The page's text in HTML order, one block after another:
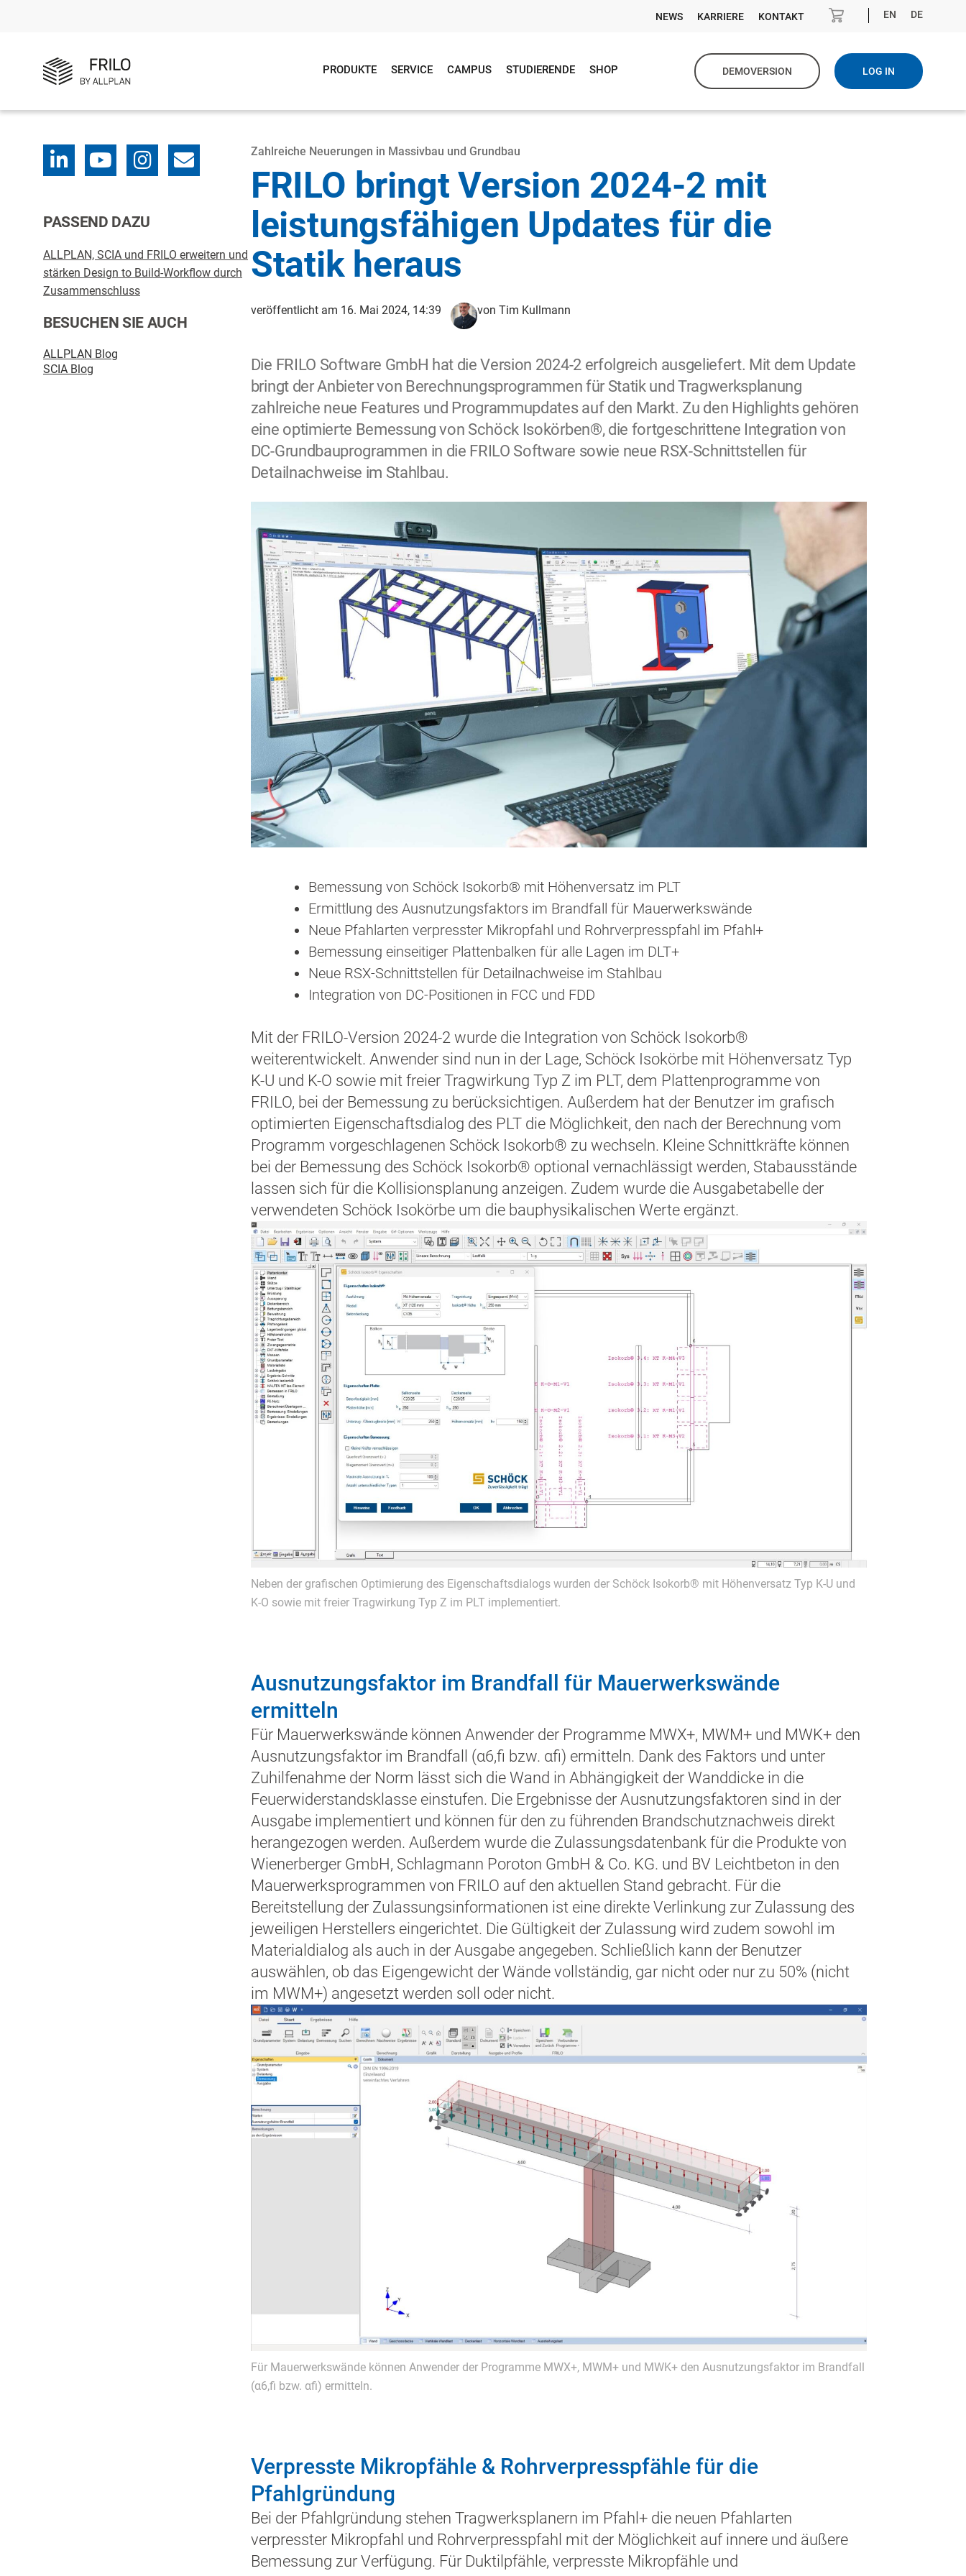
NEWS KARRIERE KONTAKT EN DE
PRODUKTE SERVICE CAMPUS STUDIERENDE SHOP DEMOVERSION LOG IN
PASSEND DAZU
ALLPLAN, SCIA und FRILO erweitern und
stärken Design to Build-Workflow durch
Zusammenschluss
BESUCHEN SIE AUCH
ALLPLAN Blog
SCIA Blog
Zahlreiche Neuerungen in Massivbau und Grundbau
FRILO bringt Version 2024-2 mit
leistungsfähigen Updates für die
Statik heraus
veröffentlicht am 16. Mai 2024, 14:39 von Tim Kullmann
Die FRILO Software GmbH hat die Version 2024-2 erfolgreich ausgeliefert. Mit dem Update
bringt der Anbieter von Berechnungsprogrammen für Statik und Tragwerksplanung
zahlreiche neue Features und Programmupdates auf den Markt. Zu den Highlights gehören
eine optimierte Bemessung von Schöck Isokörben®, die fortgeschrittene Integration von
DC-Grundbauprogrammen in die FRILO Software sowie neue RSX-Schnittstellen für
Detailnachweise im Stahlbau.
Bemessung von Schöck Isokorb® mit Höhenversatz im PLT
Ermittlung des Ausnutzungsfaktors im Brandfall für Mauerwerkswände
Neue Pfahlarten verpresster Mikropfahl und Rohrverpresspfahl im Pfahl+
Bemessung einseitiger Plattenbalken für alle Lagen im DLT+
Neue RSX-Schnittstellen für Detailnachweise im Stahlbau
Integration von DC-Positionen in FCC und FDD
Mit der FRILO-Version 2024-2 wurde die Integration von Schöck Isokorb®
weiterentwickelt. Anwender sind nun in der Lage, Schöck Isokörbe mit Höhenversatz Typ
K-U und K-O sowie mit freier Tragwirkung Typ Z im PLT, dem Plattenprogramme von
FRILO, bei der Bemessung zu berücksichtigen. Außerdem hat der Benutzer im grafisch
optimierten Eigenschaftsdialog des PLT die Möglichkeit, den nach der Berechnung vom
Programm vorgeschlagenen Schöck Isokorb® zu wechseln. Kleine Schnittkräfte können
bei der Bemessung des Schöck Isokorb® optional vernachlässigt werden, Stabausstände
lassen sich für die Kollisionsplanung anzeigen. Zudem wurde die Ausgabetabelle der
verwendeten Schöck Isokörbe um die bauphysikalischen Werte ergänzt.
Neben der grafischen Optimierung des Eigenschaftsdialogs wurden der Schöck Isokorb® mit Höhenversatz Typ K-U und
K-O sowie mit freier Tragwirkung Typ Z im PLT implementiert.
Ausnutzungsfaktor im Brandfall für Mauerwerkswände
ermitteln
Für Mauerwerkswände können Anwender der Programme MWX+, MWM+ und MWK+ den
Ausnutzungsfaktor im Brandfall (α6,fi bzw. αfi) ermitteln. Dank des Faktors und unter
Zuhilfenahme der Norm lässt sich die Wand in Abhängigkeit der Wanddicke in die
Feuerwiderstandsklasse einstufen. Die Ergebnisse der Ausnutzungsfaktoren sind in der
Ausgabe implementiert und können für den zu führenden Brandschutznachweis direkt
herangezogen werden. Außerdem wurde die Zulassungsdatenbank für die Produkte von
Wienerberger GmbH, Schlagmann Poroton GmbH & Co. KG. und BV Leichtbeton in den
Mauerwerksprogrammen von FRILO auf den aktuellen Stand gebracht. Für die
Bereitstellung der Zulassungsinformationen ist eine direkte Verlinkung zur Zulassung des
jeweiligen Herstellers eingerichtet. Die Gültigkeit der Zulassung wird zudem sowohl im
Materialdialog als auch in der Ausgabe angegeben. Schließlich kann der Benutzer
auswählen, ob das Eigengewicht der Wände vollständig, gar nicht oder nur zu 50% (nicht
im MWM+) angesetzt werden soll oder nicht.
Für Mauerwerkswände können Anwender der Programme MWX+, MWM+ und MWK+ den Ausnutzungsfaktor im Brandfall
(α6,fi bzw. αfi) ermitteln.
Verpresste Mikropfähle & Rohrverpresspfähle für die
Pfahlgründung
Bei der Pfahlgründung stehen Tragwerksplanern im Pfahl+ die neuen Pfahlarten
verpresster Mikropfahl und Rohrverpresspfahl mit der Möglichkeit auf innere und äußere
Bemessung zur Verfügung. Für Duktilpfähle, verpresste Mikropfähle und